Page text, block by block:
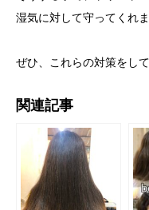
湿気に対して守ってくれま
ぜひ、これらの対策をし
関連記事